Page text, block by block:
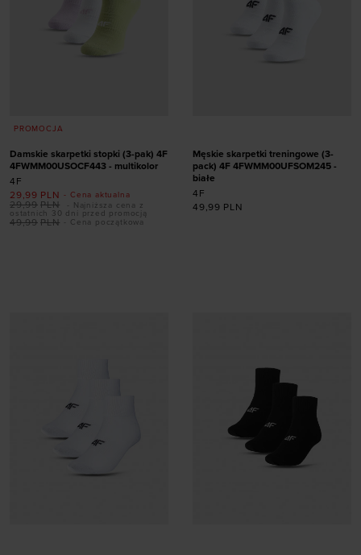
PROMOCJA
Damskie skarpetki stopki (3-pak) 4F
4FWMM00USOCF443 - multikolor
4F
- Cena aktualna
29,99 PLN
- Cena początkowa
49,99 PLN
29,99 PLN
- Najniższa cena z
ostatnich 30 dni przed promocją
Męskie skarpetki treningowe (3-
pack) 4F 4FWMM00UFSOM245 -
białe
4F
49,99 PLN